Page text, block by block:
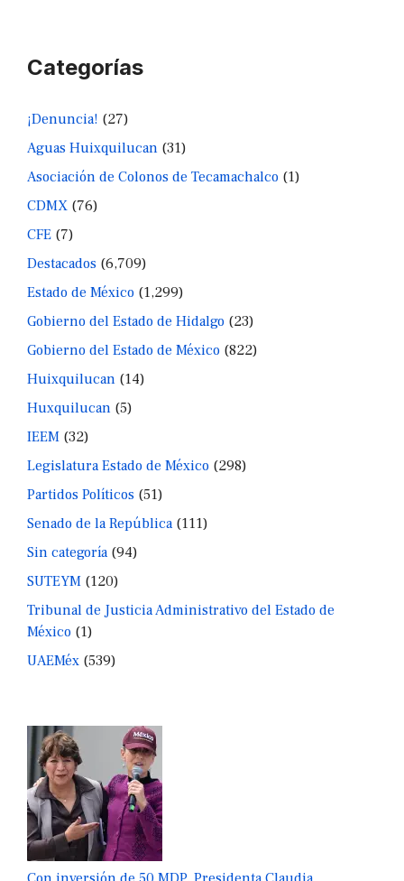
Categorías
¡Denuncia! (27)
Aguas Huixquilucan (31)
Asociación de Colonos de Tecamachalco (1)
CDMX (76)
CFE (7)
Destacados (6,709)
Estado de México (1,299)
Gobierno del Estado de Hidalgo (23)
Gobierno del Estado de México (822)
Huixquilucan (14)
Huxquilucan (5)
IEEM (32)
Legislatura Estado de México (298)
Partidos Políticos (51)
Senado de la República(111)
Sin categoría(94)
SUTEYM (120)
Tribunal de Justicia Administrativo del Estado de
México (1)
UAEMéx (539)